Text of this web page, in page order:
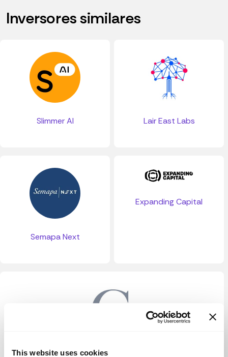
This website uses cookies
Inversores similares
Slimmer AI Lair East Labs
Semapa Next
Expanding Capital
Greycroft Partners